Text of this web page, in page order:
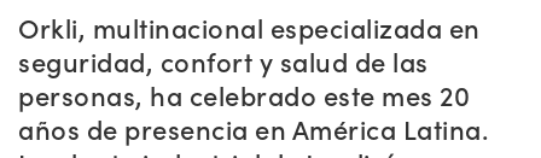
Orkli, multinacional especializada en
seguridad, confort y salud de las
personas, ha celebrado este mes 20
años de presencia en América Latina.